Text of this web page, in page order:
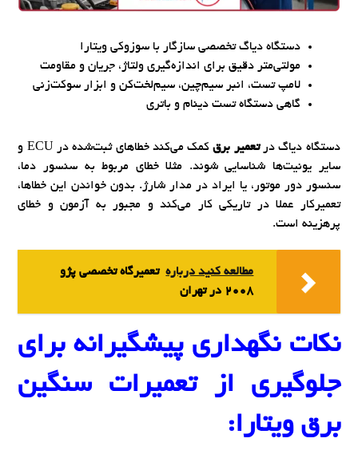
دستگاه دیاگ تخصصی سازگار با سوزوکی ویتارا
مولتی‌متر دقیق برای اندازه‌گیری ولتاژ، جریان و مقاومت
لامپ تست، انبر سیم‌چین، سیم‌لخت‌کن و ابزار سوکت‌زنی
گاهی دستگاه تست دینام و باتری
دستگاه دیاگ درتعمیر برق
کمک می‌کند خطاهای ثبت‌شده در ECU و
سایر یونیت‌ها شناسایی شوند. مثلا خطای مربوط به سنسور دما،
سنسور دور موتور، یا ایراد در مدار شارژ. بدون خواندن این خطاها،
تعمیرکار عملا در تاریکی کار می‌کند و مجبور به آزمون و خطای
پرهزینه است.
مطالعه کنید درباره‌ تعمیرگاه تخصصی پژو
2008 در تهران
نکات نگهداری پیشگیرانه برای
جلوگیری از تعمیرات سنگین
برق ویتارا: